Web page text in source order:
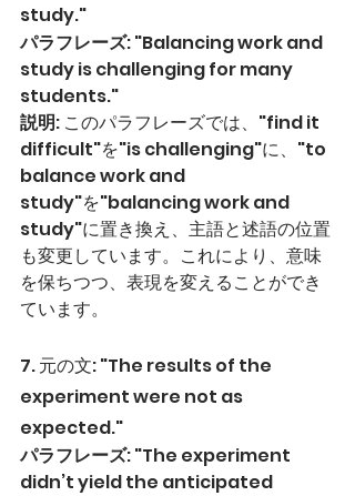
study."
パラフレーズ: "Balancing work and
study is challenging for many
students."
説明: このパラフレーズでは、"find it
difficult"を"is challenging"に、"to
balance work and
study"を"balancing work and
study"に置き換え、主語と述語の位置
も変更しています。これにより、意味
を保ちつつ、表現を変えることができ
ています。
7. 元の文: "The results of the
experiment were not as
expected."
パラフレーズ: "The experiment
didn’t yield the anticipated